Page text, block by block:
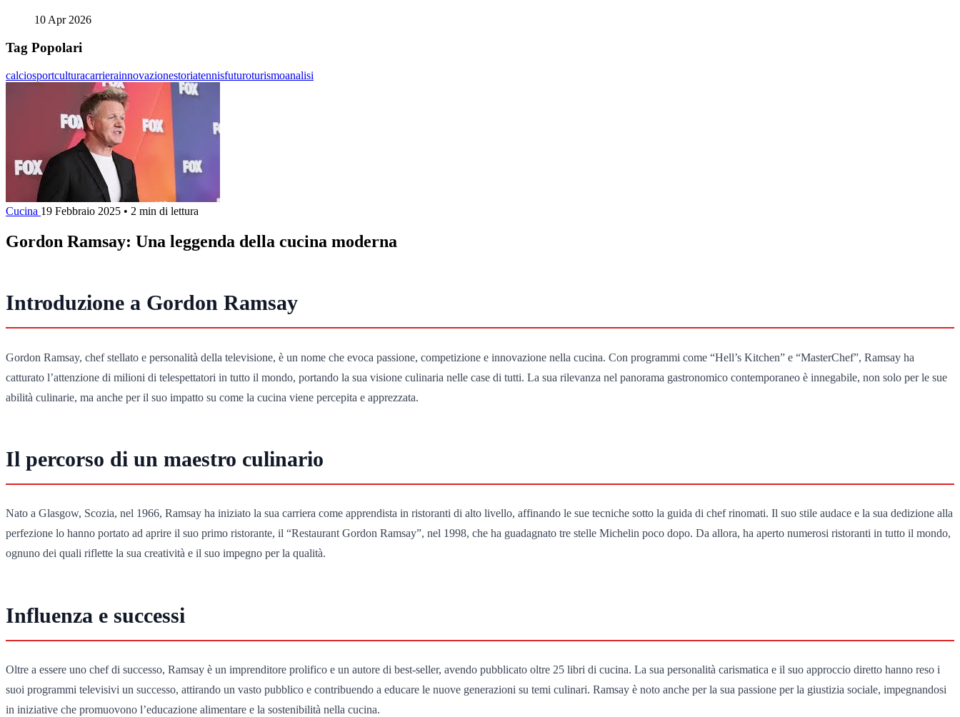
10 Apr 2026
Tag Popolari
calciosportculturacarrierainnovazionestoriatennisfuturoturismoanalisi
Cucina 19 Febbraio 2025 • 2 min di lettura
Gordon Ramsay: Una leggenda della cucina moderna
Introduzione a Gordon Ramsay
Gordon Ramsay, chef stellato e personalità della televisione, è un nome che evoca passione, competizione e innovazione nella cucina. Con programmi come “Hell’s Kitchen” e “MasterChef”, Ramsay ha
catturato l’attenzione di milioni di telespettatori in tutto il mondo, portando la sua visione culinaria nelle case di tutti. La sua rilevanza nel panorama gastronomico contemporaneo è innegabile, non solo per le sue
abilità culinarie, ma anche per il suo impatto su come la cucina viene percepita e apprezzata.
Il percorso di un maestro culinario
Nato a Glasgow, Scozia, nel 1966, Ramsay ha iniziato la sua carriera come apprendista in ristoranti di alto livello, affinando le sue tecniche sotto la guida di chef rinomati. Il suo stile audace e la sua dedizione alla
perfezione lo hanno portato ad aprire il suo primo ristorante, il “Restaurant Gordon Ramsay”, nel 1998, che ha guadagnato tre stelle Michelin poco dopo. Da allora, ha aperto numerosi ristoranti in tutto il mondo,
ognuno dei quali riflette la sua creatività e il suo impegno per la qualità.
Influenza e successi
Oltre a essere uno chef di successo, Ramsay è un imprenditore prolifico e un autore di best-seller, avendo pubblicato oltre 25 libri di cucina. La sua personalità carismatica e il suo approccio diretto hanno reso i
suoi programmi televisivi un successo, attirando un vasto pubblico e contribuendo a educare le nuove generazioni su temi culinari. Ramsay è noto anche per la sua passione per la giustizia sociale, impegnandosi
in iniziative che promuovono l’educazione alimentare e la sostenibilità nella cucina.